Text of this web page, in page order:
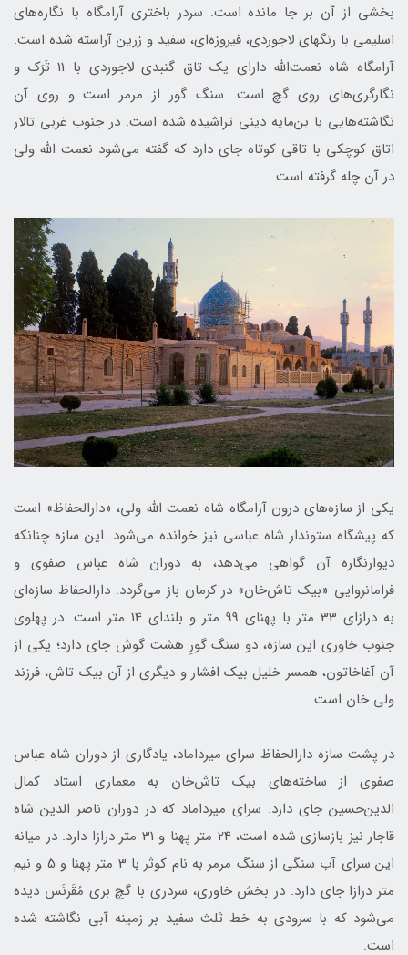
بخشی از آن بر جا مانده است. سردر باختری آرامگاه با نگاره‌های
اسلیمی با رنگ‎های لاجوردی، فیروزه‌ای، سفید و زرین آراسته شده است.
آرامگاه شاه‌ نعمت‌‌الله دارای یک تاق گنبدی لاجوردی با 11 تَرَک و
نگارگری‌های روی گچ است. سنگ گور از مرمر است و روی آن
نگاشته‌هایی با بن‌مایه دینی تراشیده شده است. در جنوب غربی تالار
اتاق کوچکی با تاقی کوتاه جای دارد که گفته می‌شود نعمت ‌الله ولی
در آن چله گرفته است.
یکی از سازه‌های درون آرامگاه شاه نعمت ‌الله ولی، «دارالحفاظ» است
که پیشگاه ستوندار شاه عباسی نیز خوانده می‌شود. این سازه چنانکه
دیوارنگاره آن گواهی می‌دهد، به دوران شاه عباس صفوی و
فرامانروایی «بیک‌ تاش‌خان» در کرمان باز می‌گردد. دارالحفاظ سازه‌ای
به درازای 33 متر با پهنای 99 متر و بلندای 14 متر است. در پهلوی
جنوب خاوری این سازه، دو سنگ گورِ هشت‌ گوش جای دارد؛ یکی از
آن آغاخاتون، همسر خلیل بیک افشار و دیگری از آن بیک تاش، فرزند
ولی خان است.
در پشت سازه دارالحفاظ سرای میرداماد، یادگاری از دوران شاه عباس
صفوی از ساخته‌های بیک‌ تاش‌خان به معماری استاد کمال
الدین‌حسین جای دارد. سرای میرداماد که در دوران ناصر الدین شاه
قاجار نیز بازسازی شده است، 24 متر پهنا و 31 متر درازا دارد. در میانه
این سرای آب‌ سنگی از سنگ مرمر به نام کوثر با 3 متر پهنا و 5 و نیم
متر درازا جای دارد. در بخش خاوری، سردری با گچ‌ بری مُقَرنَس دیده
می‌شود که با سرودی به خط ثلث سفید بر زمینه آبی نگاشته شده
است.